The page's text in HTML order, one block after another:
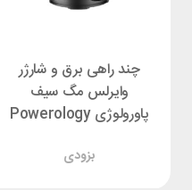
چند راهی برق و شارژر
وایرلس مگ سیف
پاورولوژی Powerology
بزودی